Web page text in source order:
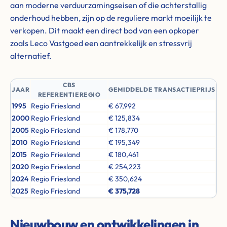
aan moderne verduurzamingseisen of die achterstallig
onderhoud hebben, zijn op de reguliere markt moeilijk te
verkopen. Dit maakt een direct bod van een opkoper
zoals Leco Vastgoed een aantrekkelijk en stressvrij
alternatief.
JAAR
CBS
REFERENTIEREGIO
GEMIDDELDE TRANSACTIEPRIJS
1995 Regio Friesland
€ 67,992
2000 Regio Friesland
€ 125,834
2005 Regio Friesland
€ 178,770
2010 Regio Friesland
€ 195,349
2015 Regio Friesland
€ 180,461
2020 Regio Friesland
€ 254,223
2024 Regio Friesland
€ 350,624
2025 Regio Friesland € 375,728